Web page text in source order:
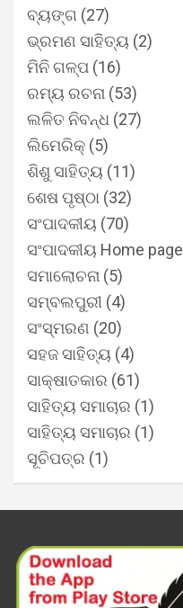
ବ୍ୟଙ୍ଗ (27)
ଭ୍ରମଣ ସାହିତ୍ୟ (2)
ମିନି ଗଳ୍ପ (16)
ରମ୍ୟ ରଚନା (53)
ଲଳିତ ନିବନ୍ଧ (27)
ଲିମେରିକ୍ (5)
ଶିଶୁ ସାହିତ୍ୟ (11)
ଶେଷ ପୃଷ୍ଠା (32)
ସଂପାଦକୀୟ (70)
ସଂପାଦକୀୟ Home page
ସମାଲୋଚନା (5)
ସମ୍ବଲପୁରୀ (4)
ସଂସ୍ମରଣ (20)
ସହଜ ସାହିତ୍ୟ (4)
ସାକ୍ଷାତକାର (61)
ସାହିତ୍ୟ ସମାଚାର (1)
ସାହିତ୍ୟ ସମାଚାର (1)
ସୂଚିପତ୍ର (1)